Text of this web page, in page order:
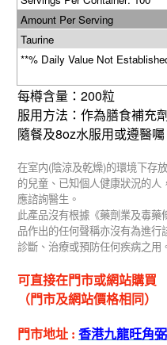
Amount Per Serving
Taurine
**% Daily Value Not
每樽含量： 200粒
服用方法：作為膳食補充
隨餐及8oz水服用或遵醫囑
在室内(陰涼及乾燥)的環境下存
的兒童、已知個人健康狀況的
應諮詢醫生。
此產品沒有根據《藥劑業及毒
品作出的任何聲稱亦沒有為進
診斷、治療或預防任何疾病之用
可直接在門市或網站購買
（門市及網站價格相同）
門市地址 : 香港九龍旺角